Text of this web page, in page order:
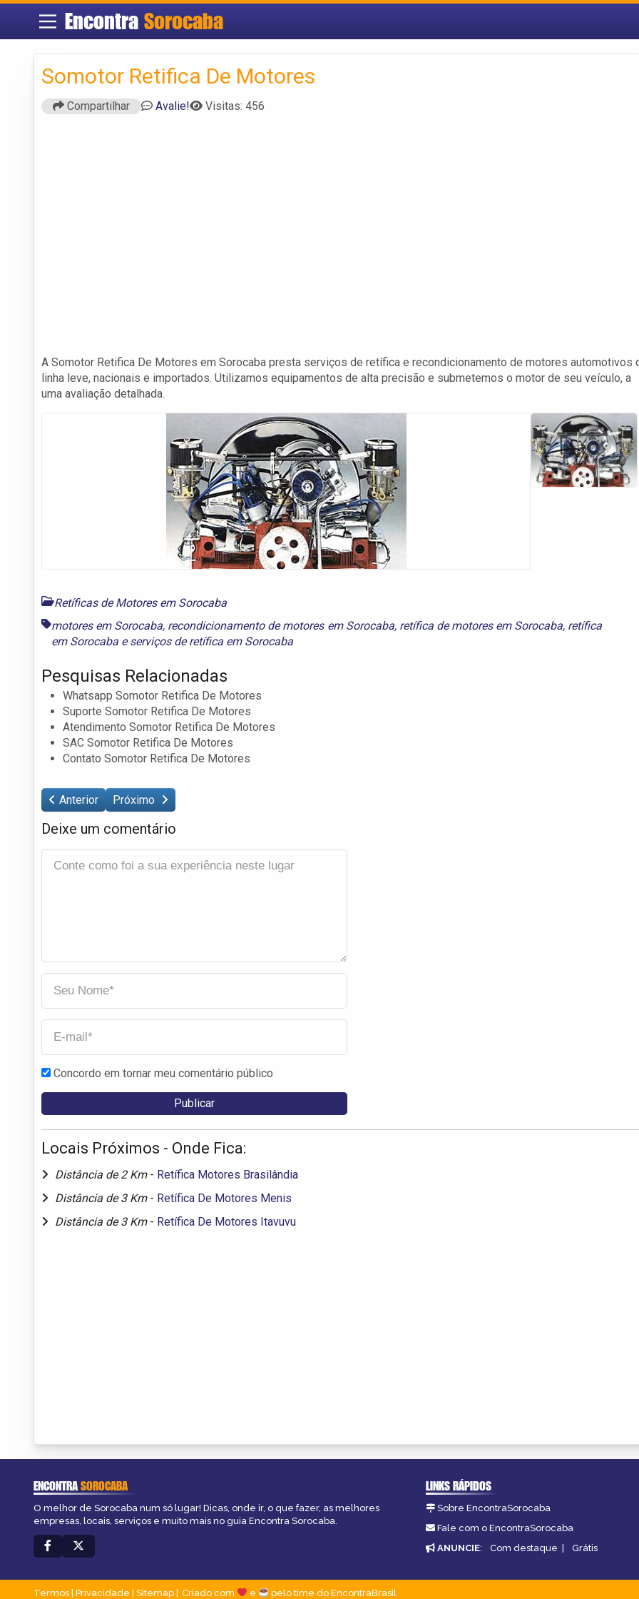
Encontra Sorocaba
Somotor Retifica De Motores
Compartilhar Avalie! Visitas: 456
A Somotor Retifica De Motores em Sorocaba presta serviços de retífica e recondicionamento de motores automotivos
linha leve, nacionais e importados. Utilizamos equipamentos de alta precisão e submetemos o motor de seu veículo, a
uma avaliação detalhada.
Retíficas de Motores em Sorocaba
motores em Sorocaba, recondicionamento de motores em Sorocaba, retífica de motores em Sorocaba, retífica
em Sorocaba eserviços de retífica em Sorocaba
Pesquisas Relacionadas
Whatsapp Somotor Retifica De Motores
Suporte Somotor Retifica De Motores
Atendimento Somotor Retifica De Motores
SAC Somotor Retifica De Motores
Contato Somotor Retifica De Motores
Anterior Próximo
Deixe um comentário
Concordo em tornar meu comentário público
Locais Próximos - Onde Fica:
Distância de 2 Km - Retífica Motores Brasilândia
Distância de 3 Km - Retífica De Motores Menis
Distância de 3 Km - Retífica De Motores Itavuvu
ENCONTRASOROCABA
O melhor de Sorocaba num só lugar! Dicas, onde ir, o que fazer, as melhores
empresas, locais, serviços e muito mais no guia Encontra Sorocaba.
LINKS RÁPIDOS
Sobre EncontraSorocaba
Fale com o EncontraSorocaba
ANUNCIE: Com destaque | Grátis
Termos | Privacidade | Sitemap Criado com e pelo time do EncontraBrasil